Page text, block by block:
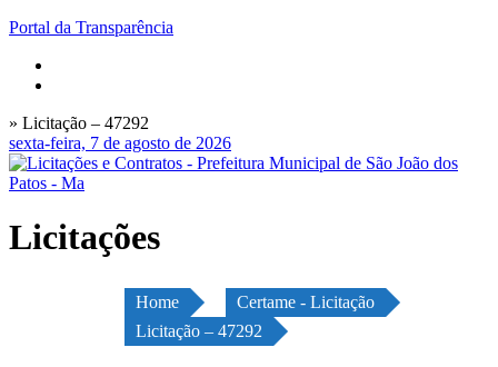
Portal da Transparência
» Licitação – 47292
sexta-feira, 7 de agosto de 2026
Licitações
Home
Certame - Licitação
Licitação – 47292